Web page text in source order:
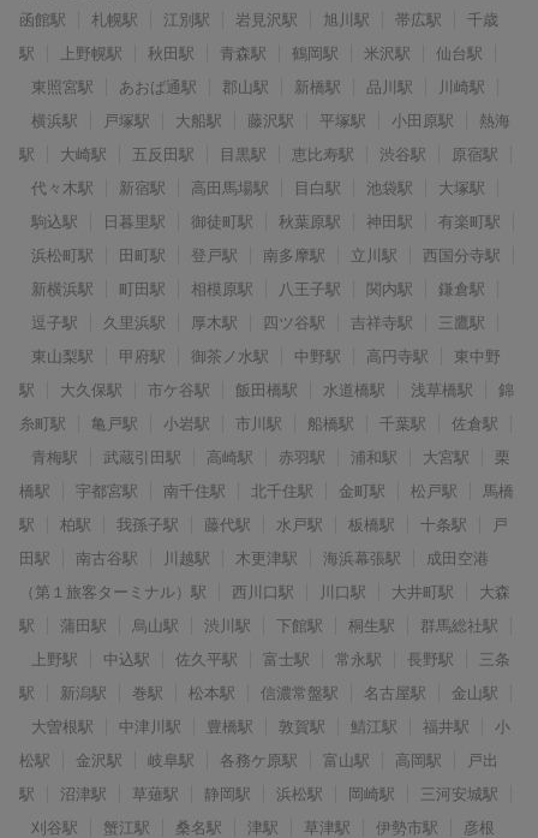
函館駅 札幌駅 江別駅 岩見沢駅 旭川駅 帯広駅
千歳
駅
上野幌駅 秋田駅 青森駅 鶴岡駅 米沢駅
仙台駅
東照宮駅
あおば通駅 郡山駅 新橋駅 品川駅
川崎駅
横浜駅
戸塚駅 大船駅 藤沢駅 平塚駅 小田原駅
熱海
駅
大崎駅 五反田駅 目黒駅 恵比寿駅 渋谷駅
原宿駅
代々木駅
新宿駅 高田馬場駅 目白駅 池袋駅
大塚駅
駒込駅
日暮里駅 御徒町駅 秋葉原駅 神田駅
有楽町駅
浜松町駅
田町駅 登戸駅 南多摩駅 立川駅
西国分寺駅
新横浜駅
町田駅 相模原駅 八王子駅 関内駅
鎌倉駅
逗子駅
久里浜駅 厚木駅 四ツ谷駅 吉祥寺駅
三鷹駅
東山梨駅
甲府駅 御茶ノ水駅 中野駅 高円寺駅
東中野
駅
大久保駅 市ケ谷駅 飯田橋駅 水道橋駅 浅草橋駅
錦
糸町駅
亀戸駅 小岩駅 市川駅 船橋駅 千葉駅
佐倉駅
青梅駅
武蔵引田駅 高崎駅 赤羽駅 浦和駅 大宮駅
栗
橋駅
宇都宮駅 南千住駅 北千住駅 金町駅 松戸駅
馬橋
駅
柏駅 我孫子駅 藤代駅 水戸駅 板橋駅 十条駅
戸
田駅
南古谷駅 川越駅 木更津駅 海浜幕張駅
成田空港
（第１旅客ターミナル）駅
西川口駅 川口駅 大井町駅
大森
駅
蒲田駅 烏山駅 渋川駅 下館駅 桐生駅
群馬総社駅
上野駅
中込駅 佐久平駅 富士駅 常永駅 長野駅
三条
駅
新潟駅 巻駅 松本駅 信濃常盤駅 名古屋駅
金山駅
大曽根駅
中津川駅 豊橋駅 敦賀駅 鯖江駅 福井駅
小
松駅
金沢駅 岐阜駅 各務ケ原駅 富山駅 高岡駅
戸出
駅
沼津駅 草薙駅 静岡駅 浜松駅 岡崎駅
三河安城駅
刈谷駅
蟹江駅 桑名駅 津駅 草津駅 伊勢市駅
彦根